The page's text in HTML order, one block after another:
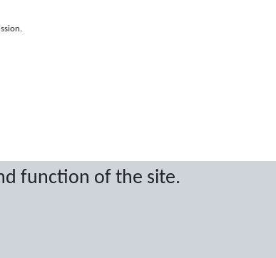
function of the site.